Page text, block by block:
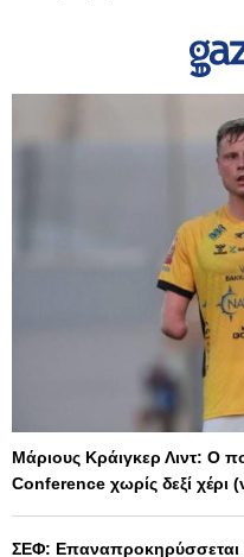
Μάριους Κράιγκερ Λιντ: Ο
Conference χωρίς δεξί χέρι
ΣΕΦ: Επαναπροκηρύσσεται